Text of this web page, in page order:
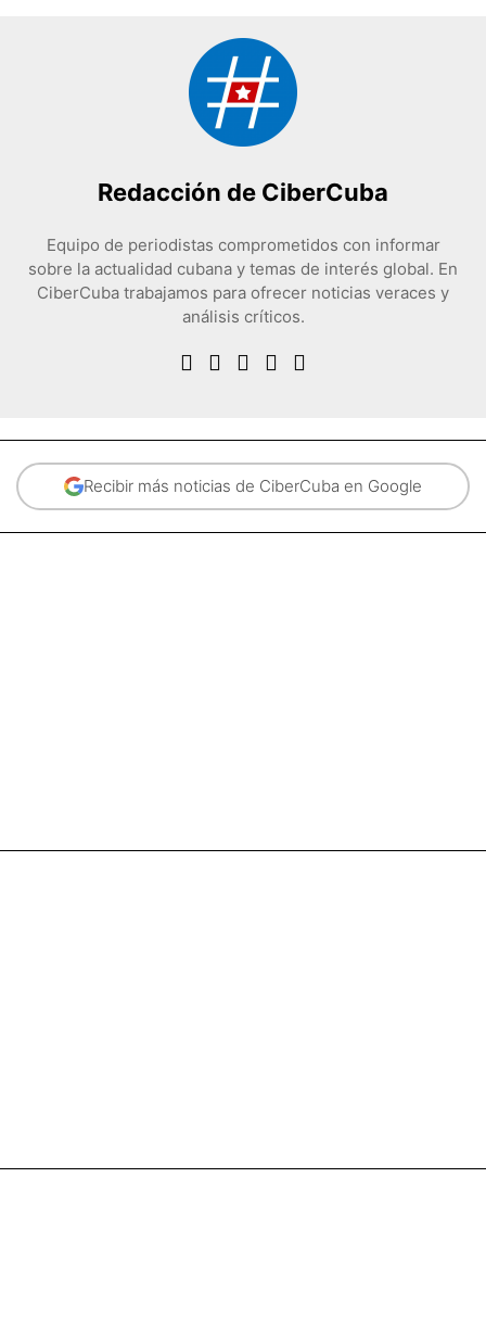
Redacción de CiberCuba
Equipo de periodistas comprometidos con informar
sobre la actualidad cubana y temas de interés global. En
CiberCuba trabajamos para ofrecer noticias veraces y
análisis críticos.
Recibir más noticias de CiberCuba en Google